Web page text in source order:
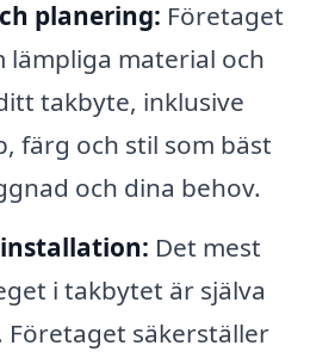
planering: Företaget
lämpliga material och
takbyte, inklusive
färg och stil som bäst
och dina behov.
Det mest
i takbytet är själva
säkerställer